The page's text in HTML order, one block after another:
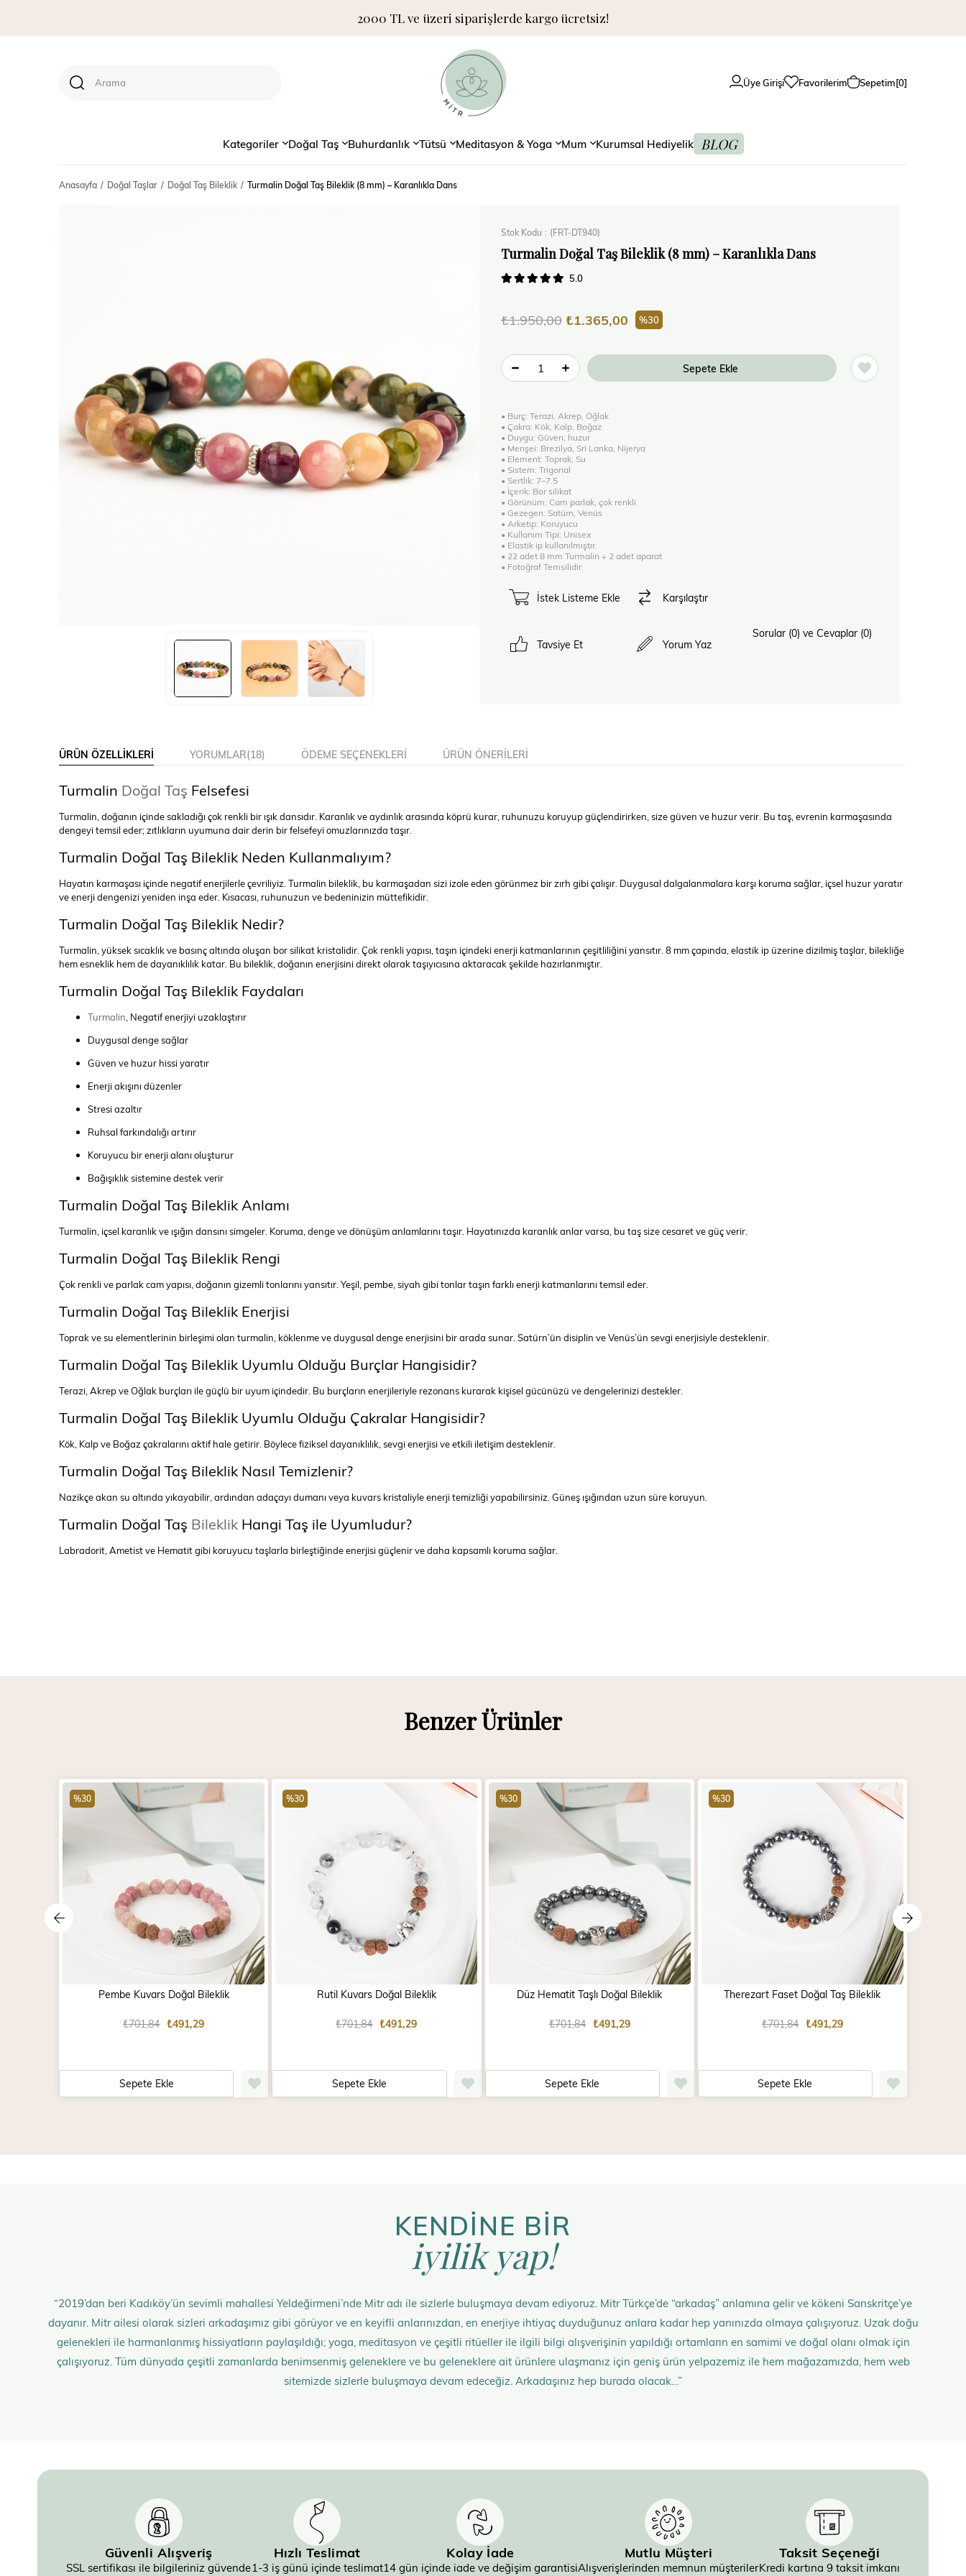
2000 TL ve üzeri siparişlerde kargo ücretsiz!
Üye Girişi Favorilerim Sepetim 0
Kategoriler Doğal Taş Buhurdanlık Tütsü Meditasyon & Yoga Mum Kurumsal Hediyelik BLOG
Anasayfa Doğal Taşlar Doğal Taş Bileklik Turmalin Doğal Taş Bileklik (8 mm) – Karanlıkla Dans
Stok Kodu (FRT-DT940)
Turmalin Doğal Taş Bileklik (8 mm) – Karanlıkla Dans
5.0
₺1.950,00 ₺1.365,00 30
• Burç: Terazi, Akrep, Oğlak
• Çakra: Kök, Kalp, Boğaz
• Duygu: Güven, huzur
• Menşei: Brezilya, Sri Lanka, Nijerya
• Element: Toprak, Su
• Sistem: Trigonal
• Sertlik: 7–7.5
• İçerik: Bor silikat
• Görünüm: Cam parlak, çok renkli
• Gezegen: Satürn, Venüs
• Arketip: Koruyucu
• Kullanım Tipi: Unisex
• Elastik ip kullanılmıştır.
• 22 adet 8 mm Turmalin + 2 adet aparat
• Fotoğraf Temsilidir.
İstek Listeme Ekle Karşılaştır
Tavsiye Et Yorum Yaz
Sorular (0) ve Cevaplar (0)
ÜRÜN ÖZELLIKLERI YORUMLAR(18) ÖDEME SEÇENEKLERI ÜRÜN ÖNERILERI
Turmalin Doğal Taş Felsefesi
Turmalin, doğanın içinde sakladığı çok renkli bir ışık dansıdır. Karanlık ve aydınlık arasında köprü kurar, ruhunuzu koruyup güçlendirirken, size güven ve huzur verir. Bu taş, evrenin karmaşasında
dengeyi temsil eder; zıtlıkların uyumuna dair derin bir felsefeyi omuzlarınızda taşır.
Turmalin Doğal Taş Bileklik Neden Kullanmalıyım?
Hayatın karmaşası içinde negatif enerjilerle çevriliyiz. Turmalin bileklik, bu karmaşadan sizi izole eden görünmez bir zırh gibi çalışır. Duygusal dalgalanmalara karşı koruma sağlar, içsel huzur yaratır
ve enerji dengenizi yeniden inşa eder. Kısacası, ruhunuzun ve bedeninizin müttefikidir.
Turmalin Doğal Taş Bileklik Nedir?
Turmalin, yüksek sıcaklık ve basınç altında oluşan bor silikat kristalidir. Çok renkli yapısı, taşın içindeki enerji katmanlarının çeşitliliğini yansıtır. 8 mm çapında, elastik ip üzerine dizilmiş taşlar, bilekliğe
hem esneklik hem de dayanıklılık katar. Bu bileklik, doğanın enerjisini direkt olarak taşıyıcısına aktaracak şekilde hazırlanmıştır.
Turmalin Doğal Taş Bileklik Faydaları
Turmalin, Negatif enerjiyi uzaklaştırır
Duygusal denge sağlar
Güven ve huzur hissi yaratır
Enerji akışını düzenler
Stresi azaltır
Ruhsal farkındalığı artırır
Koruyucu bir enerji alanı oluşturur
Bağışıklık sistemine destek verir
Turmalin Doğal Taş Bileklik Anlamı
Turmalin, içsel karanlık ve ışığın dansını simgeler. Koruma, denge ve dönüşüm anlamlarını taşır. Hayatınızda karanlık anlar varsa, bu taş size cesaret ve güç verir.
Turmalin Doğal Taş Bileklik Rengi
Çok renkli ve parlak cam yapısı, doğanın gizemli tonlarını yansıtır. Yeşil, pembe, siyah gibi tonlar taşın farklı enerji katmanlarını temsil eder.
Turmalin Doğal Taş Bileklik Enerjisi
Toprak ve su elementlerinin birleşimi olan turmalin, köklenme ve duygusal denge enerjisini bir arada sunar. Satürn’ün disiplin ve Venüs’ün sevgi enerjisiyle desteklenir.
Turmalin Doğal Taş Bileklik Uyumlu Olduğu Burçlar Hangisidir?
Terazi, Akrep ve Oğlak burçları ile güçlü bir uyum içindedir. Bu burçların enerjileriyle rezonans kurarak kişisel gücünüzü ve dengelerinizi destekler.
Turmalin Doğal Taş Bileklik Uyumlu Olduğu Çakralar Hangisidir?
Kök, Kalp ve Boğaz çakralarını aktif hale getirir. Böylece fiziksel dayanıklılık, sevgi enerjisi ve etkili iletişim desteklenir.
Turmalin Doğal Taş Bileklik Nasıl Temizlenir?
Nazikçe akan su altında yıkayabilir, ardından adaçayı dumanı veya kuvars kristaliyle enerji temizliği yapabilirsiniz. Güneş ışığından uzun süre koruyun.
Turmalin Doğal Taş Bileklik Hangi Taş ile Uyumludur?
Labradorit, Ametist ve Hematit gibi koruyucu taşlarla birleştiğinde enerjisi güçlenir ve daha kapsamlı koruma sağlar.
Benzer Ürünler
Pembe Kuvars Doğal Bileklik
₺491,29
₺701,84
Sepete Ekle
%30
Rutil Kuvars Doğal Bileklik
₺491,29
₺701,84
Sepete Ekle
%30
Düz Hematit Taşlı Doğal Bileklik
₺491,29
₺701,84
Sepete Ekle
%30
Therezart Faset Doğal Taş Bileklik
₺491,29
₺701,84
Sepete Ekle
%30
KENDİNE BİR
iyilik yap!
“2019’dan beri Kadıköy’ün sevimli mahallesi Yeldeğirmeni’nde Mitr adı ile sizlerle buluşmaya devam ediyoruz. Mitr Türkçe’de “arkadaş” anlamına gelir ve kökeni Sanskritçe’ye
dayanır. Mitr ailesi olarak sizleri arkadaşımız gibi görüyor ve en keyifli anlarınızdan, en enerjiye ihtiyaç duyduğunuz anlara kadar hep yanınızda olmaya çalışıyoruz. Uzak doğu
gelenekleri ile harmanlanmış hissiyatların paylaşıldığı; yoga, meditasyon ve çeşitli ritüeller ile ilgili bilgi alışverişinin yapıldığı ortamların en samimi ve doğal olanı olmak için
çalışıyoruz. Tüm dünyada çeşitli zamanlarda benimsenmiş geleneklere ve bu geleneklere ait ürünlere ulaşmanız için geniş ürün yelpazemiz ile hem mağazamızda, hem web
sitemizde sizlerle buluşmaya devam edeceğiz. Arkadaşınız hep burada olacak…”
Güvenli Alışveriş
SSL sertifikası ile bilgileriniz güvende
Hızlı Teslimat
1-3 iş günü içinde teslimat
Kolay İade
14 gün içinde iade ve değişim garantisi
Mutlu Müşteri
Alışverişlerinden memnun müşteriler
Taksit Seçeneği
Kredi kartına 9 taksit imkanı